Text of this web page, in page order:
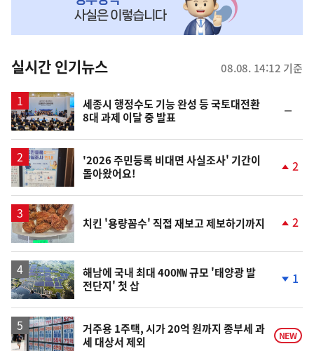
뉴
스
실시간 인기뉴스 08.08. 14:12 기준
세종시 행정수도 기능 완성 등 국토대전환
8대 과제 이달 중 발표
일
'2026 주민등록 비대면 사실조사' 기간이
돌아왔어요!
상
2
치킨 '용량꼼수' 직접 재보고 제보하기까지
상
2
해남에 국내 최대 400㎿ 규모 '태양광 발
전단지' 첫 삽
하
락
1
거주용 1주택, 시가 20억 원까지 종부세 과
세 대상서 제외
NEW